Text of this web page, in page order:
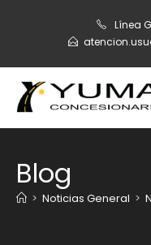
Línea
Blog
> Noticias General >